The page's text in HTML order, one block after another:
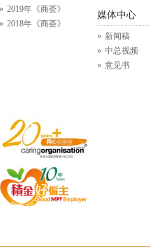
2019年《商荟》
2018年《商荟》
媒体中心
新闻稿
中总视频
意见书